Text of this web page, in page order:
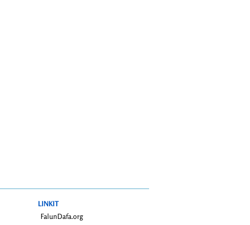
LINKIT
FalunDafa.org